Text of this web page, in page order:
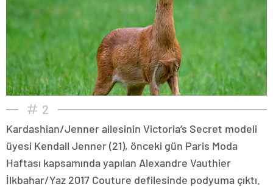
2
Kardashian/Jenner ailesinin Victoria’s Secret modeli
üyesi Kendall Jenner (21), önceki gün Paris Moda
Haftası kapsamında yapılan Alexandre Vauthier
İlkbahar/Yaz 2017 Couture defilesinde podyuma çıktı.